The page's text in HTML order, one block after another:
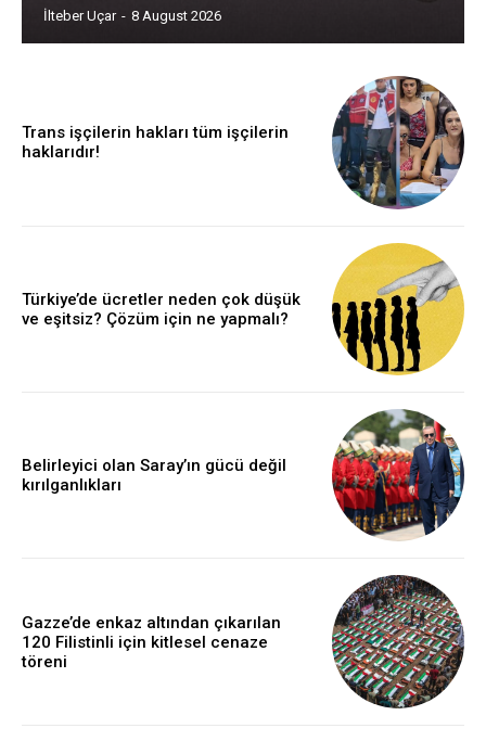
İlteber Uçar - 8 August 2026
Trans işçilerin hakları tüm işçilerin
haklarıdır!
Türkiye’de ücretler neden çok düşük
ve eşitsiz? Çözüm için ne yapmalı?
Belirleyici olan Saray’ın gücü değil
kırılganlıkları
Gazze’de enkaz altından çıkarılan
120 Filistinli için kitlesel cenaze
töreni